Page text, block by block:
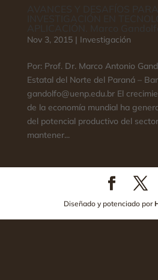
Nov 3, 2015| Investigación
Por: Prof. Dr. Marco Antonio
Estatal del Norte del Paraná –
gandolfo@uenp.edu.br El
de la economía mundial ha
del potencial productivo del
mantener...
Diseñado y potenciado por